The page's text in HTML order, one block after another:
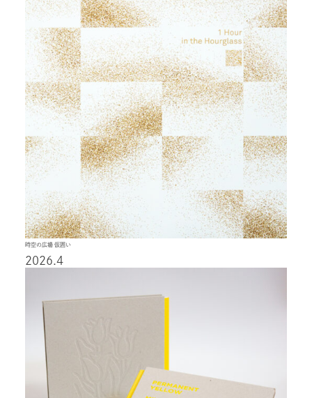
時空の広場 仮囲い
2026.4